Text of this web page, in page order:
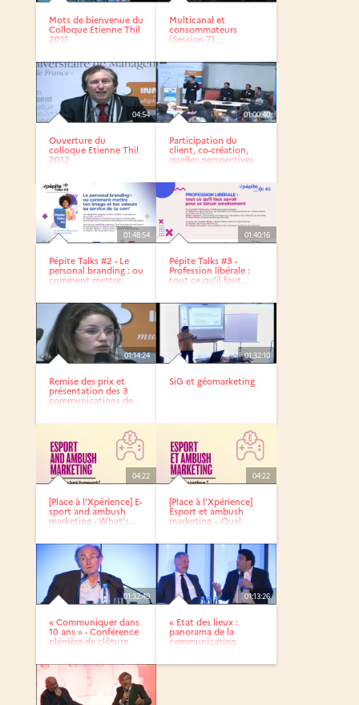
Mots de bienvenue du
Colloque Etienne Thil
2011
Multicanal et
consommateurs
(Session 7)
04:54
Ouverture du
colloque Etienne Thil
2012
01:00:40
Participation du
client, co-création,
quelles perspectives
01:48:54
Pépite Talks #2 - Le
personal branding : ou
comment mettre
01:40:16
Pépite Talks #3 -
Profession libérale :
tout ce qu’il faut...
01:14:24
Remise des prix et
présentation des 3
communications de...
01:32:10
SiG et géomarketing
04:22
[Place à l’Xpérience] E-
sport and ambush
marketing - What's...
04:22
[Place à l’Xpérience]
Esport et ambush
marketing – Quel
01:32:49
« Communiquer dans
10 ans » - Conférence
plénière de clôture
01:13:26
« Etat des lieux :
panorama de la
communication